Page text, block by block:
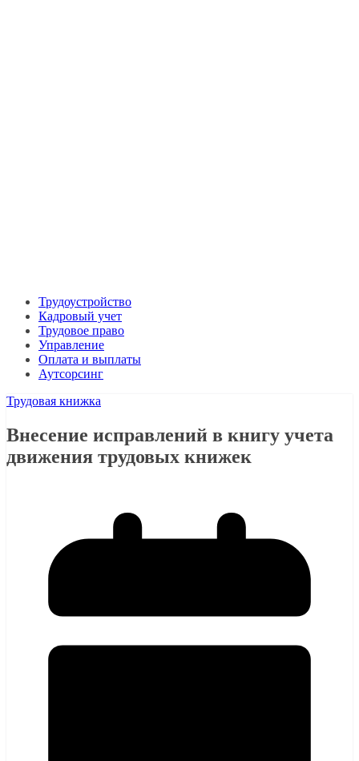
Трудоустройство
Кадровый учет
Трудовое право
Управление
Оплата и выплаты
Аутсорсинг
Трудовая книжка
Внесение исправлений в книгу учета
движения трудовых книжек